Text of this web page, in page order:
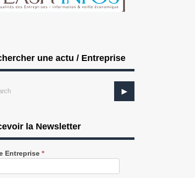
une actu / Entreprise
la Newsletter
Entreprise *